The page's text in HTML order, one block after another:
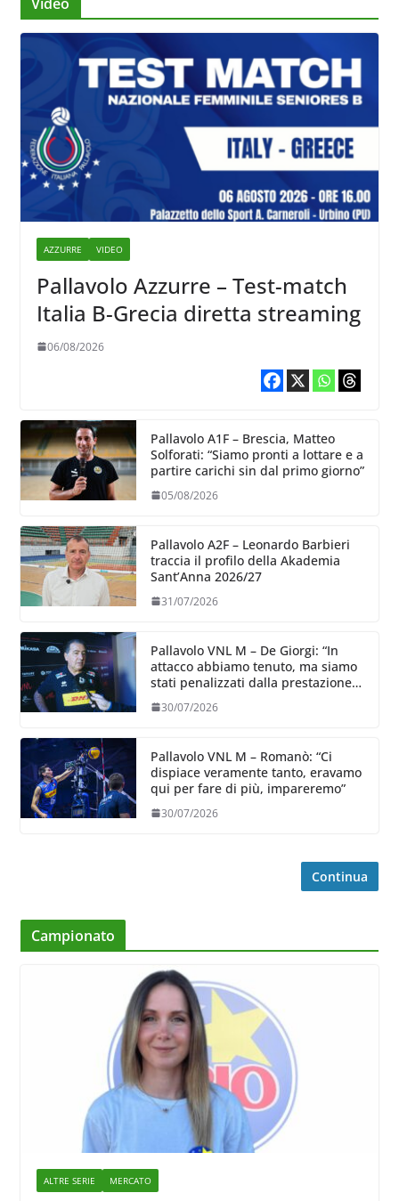
AZZURRE VIDEO
Pallavolo Azzurre – Test-match
Italia B-Grecia diretta streaming
06/08/2026
Pallavolo A1F – Brescia, Matteo
Solforati: “Siamo pronti a lottare e a
partire carichi sin dal primo giorno”
05/08/2026
Pallavolo A2F – Leonardo Barbieri
traccia il profilo della Akademia
Sant’Anna 2026/27
31/07/2026
Pallavolo VNL M – De Giorgi: “In
attacco abbiamo tenuto, ma siamo
stati penalizzati dalla prestazione
30/07/2026
Pallavolo VNL M – Romanò: “Ci
dispiace veramente tanto, eravamo
qui per fare di più, impareremo”
30/07/2026
Continua
Campionato
ALTRE SERIE MERCATO